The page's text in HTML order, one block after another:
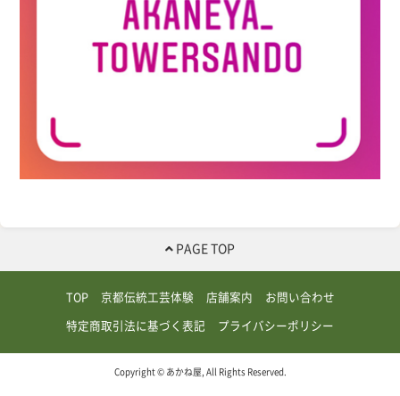
PAGE TOP
TOP 京都伝統工芸体験 店舗案内 お問い合わせ
特定商取引法に基づく表記 プライバシーポリシー
Copyright © あかね屋, All Rights Reserved.